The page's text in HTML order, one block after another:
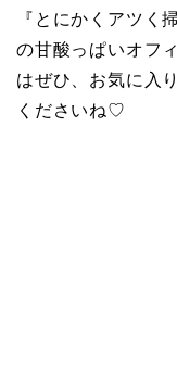
『とにかくアツく
の甘酸っぱいオフ
はぜひ、お気に入
くださいね♡